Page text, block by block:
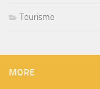
Tourisme
MORE